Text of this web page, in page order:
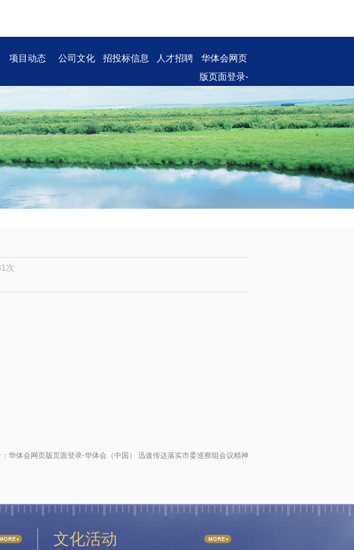
项目动态 公司文化 招投标信息 人才招聘
华体会网页
版页面登录-
国）
次
华体会网页版页面登录-华体会（中国） 迅速传达落实市委巡察组会议精神
文化活动